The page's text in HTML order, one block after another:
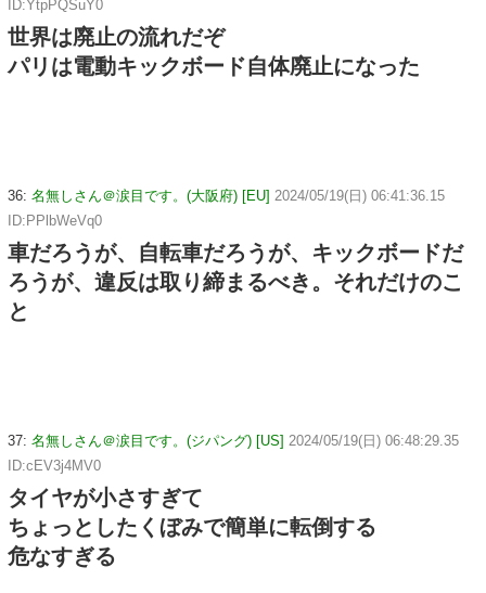
ID:YtpPQSuY0
世界は廃止の流れだぞ
パリは電動キックボード自体廃止になった
36: 名無しさん＠涙目です。(大阪府) [EU] 2024/05/19(日) 06:41:36.15
ID:PPlbWeVq0
車だろうが、自転車だろうが、キックボードだ
ろうが、違反は取り締まるべき。それだけのこ
と
37: 名無しさん＠涙目です。(ジパング) [US] 2024/05/19(日) 06:48:29.35
ID:cEV3j4MV0
タイヤが小さすぎて
ちょっとしたくぼみで簡単に転倒する
危なすぎる